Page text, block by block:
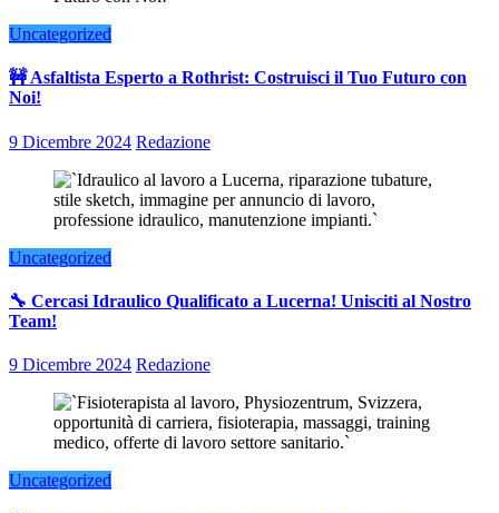
Uncategorized
🚧 Asfaltista Esperto a Rothrist: Costruisci il Tuo Futuro con
Noi!
9 Dicembre 2024 Redazione
Uncategorized
🔧 Cercasi Idraulico Qualificato a Lucerna! Unisciti al Nostro
Team!
9 Dicembre 2024 Redazione
Uncategorized